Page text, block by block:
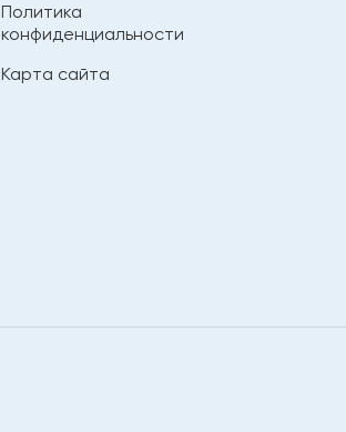
Политика
конфиденциальности
Карта сайта